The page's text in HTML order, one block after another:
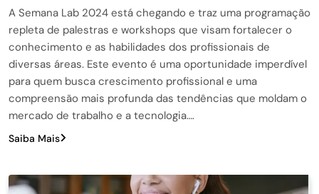
A Semana Lab 2024 está chegando e traz uma programação
repleta de palestras e workshops que visam fortalecer o
conhecimento e as habilidades dos profissionais de
diversas áreas. Este evento é uma oportunidade imperdível
para quem busca crescimento profissional e uma
compreensão mais profunda das tendências que moldam o
mercado de trabalho e a tecnologia….
Saiba Mais